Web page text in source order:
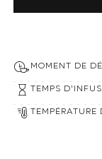
MOMENT DE
TEMPS
TEMPÉRATURE